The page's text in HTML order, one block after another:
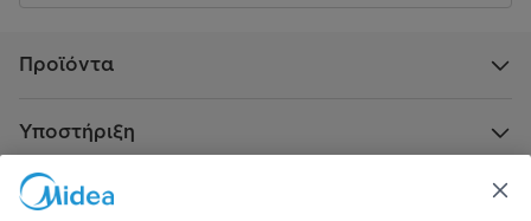
Προϊόντα
Υποστήριξη
Πληροφορίες